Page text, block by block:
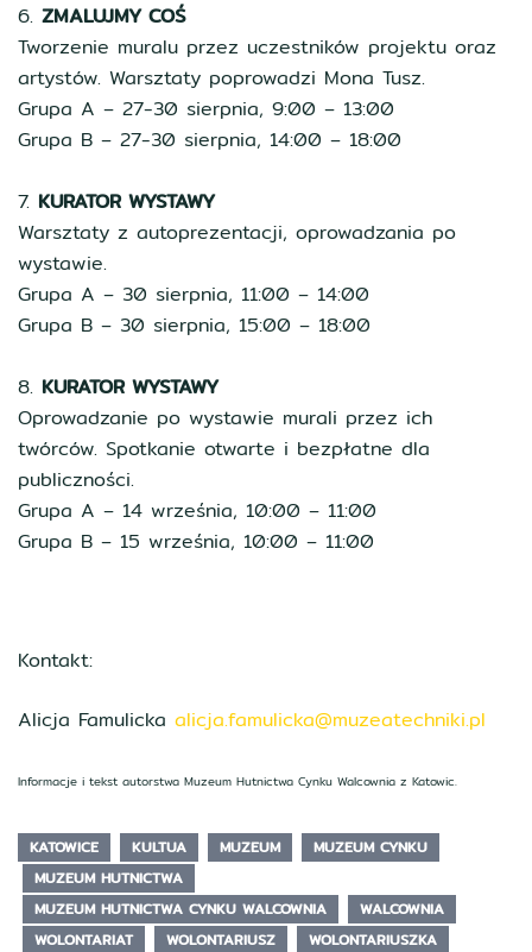
6. ZMALUJMY COŚ
Tworzenie muralu przez uczestników projektu oraz
artystów. Warsztaty poprowadzi Mona Tusz.
Grupa A – 27-30 sierpnia, 9:00 – 13:00
Grupa B – 27-30 sierpnia, 14:00 – 18:00
7. KURATOR WYSTAWY
Warsztaty z autoprezentacji, oprowadzania po
wystawie.
Grupa A – 30 sierpnia, 11:00 – 14:00
Grupa B – 30 sierpnia, 15:00 – 18:00
8. KURATOR WYSTAWY
Oprowadzanie po wystawie murali przez ich
twórców. Spotkanie otwarte i bezpłatne dla
publiczności.
Grupa A – 14 września, 10:00 – 11:00
Grupa B – 15 września, 10:00 – 11:00
Kontakt:
Alicja Famulicka alicja.famulicka@muzeatechniki.pl
Informacje i tekst autorstwa Muzeum Hutnictwa Cynku Walcownia z Katowic.
KATOWICE KULTUA MUZEUM
MUZEUM CYNKU
MUZEUM HUTNICTWA
MUZEUM HUTNICTWA CYNKU WALCOWNIA
WALCOWNIA
WOLONTARIAT
WOLONTARIUSZ WOLONTARIUSZKA